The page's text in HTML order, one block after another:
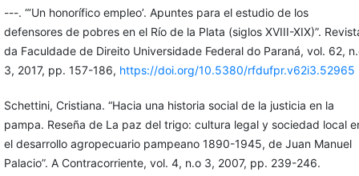
---. “‘Un honorífico empleo’. Apuntes para el estudio de los
defensores de pobres en el Río de la Plata (siglos XVIII-XIX)”.
da Faculdade de Direito Universidade Federal do Paraná, vol. 62,
3, 2017, pp. 157-186, https://doi.org/10.5380/rfdufpr.v62i3.52965
Schettini, Cristiana. “Hacia una historia social de la justicia en la
pampa. Reseña de La paz del trigo: cultura legal y sociedad local
el desarrollo agropecuario pampeano 1890-1945, de Juan Manuel
Palacio”. A Contracorriente, vol. 4, n.o 3, 2007, pp. 239-246.